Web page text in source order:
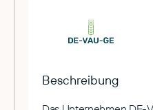
Beschreibung